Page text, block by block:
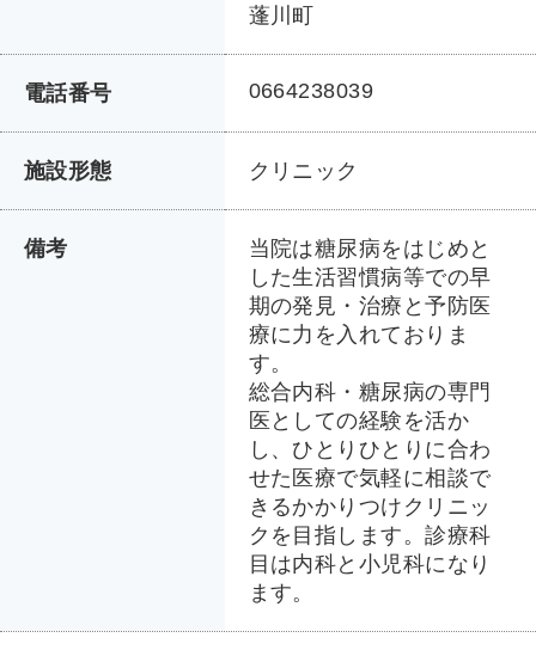
蓬川町
電話番号 0664238039
施設形態 クリニック
備考
当院は糖尿病をはじめと
した生活習慣病等での早
期の発見・治療と予防医
療に力を入れておりま
す。
総合内科・糖尿病の専門
医としての経験を活か
し、ひとりひとりに合わ
せた医療で気軽に相談で
きるかかりつけクリニッ
クを目指します。診療科
目は内科と小児科になり
ます。